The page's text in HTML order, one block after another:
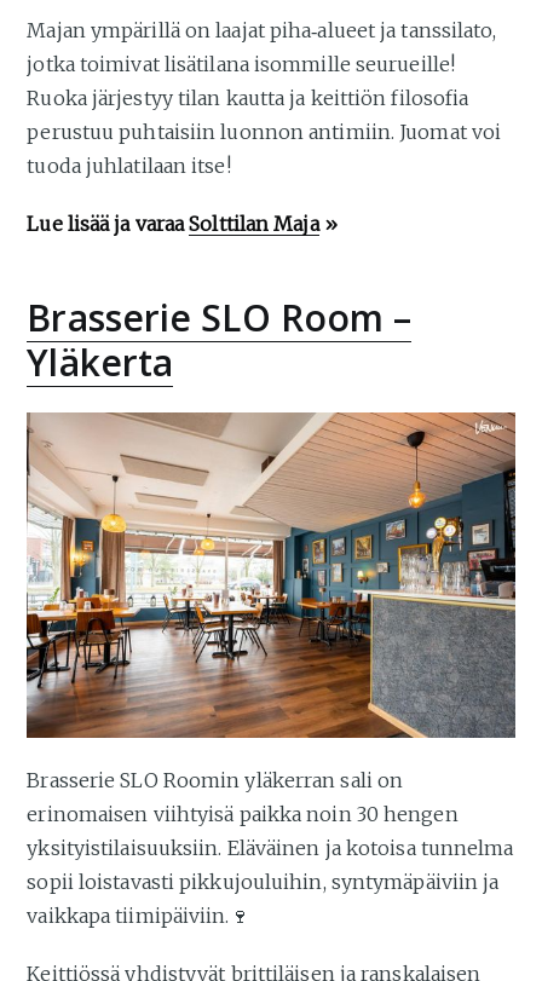
Majan ympärillä on laajat piha‑alueet ja tanssilato,
jotka toimivat lisätilana isommille seurueille!
Ruoka järjestyy tilan kautta ja keittiön filosofia
perustuu puhtaisiin luonnon antimiin. Juomat voi
tuoda juhlatilaan itse!
Lue lisää ja varaaSolttilan Maja»
Brasserie SLO Room –
Yläkerta
Brasserie SLO Roomin yläkerran sali on
erinomaisen viihtyisä paikka noin 30 hengen
yksityistilaisuuksiin. Eläväinen ja kotoisa tunnelma
sopii loistavasti pikkujouluihin, syntymäpäiviin ja
vaikkapa tiimipäiviin.🍷
Keittiössä yhdistyvät brittiläisen ja ranskalaisen